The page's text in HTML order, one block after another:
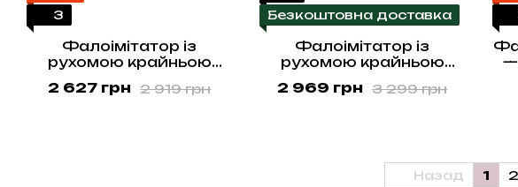
3
Фалоімітатор із
рухомою крайньою
Brad, діаметр 4 см, TPE
2 919 грн
2 627 грн
Безкоштовна доставка
Фалоімітатор із
рухомою крайньою
Max, діаметр 4,3 см, TPE
3 299 грн
2 969 грн
—
Назад 1 2